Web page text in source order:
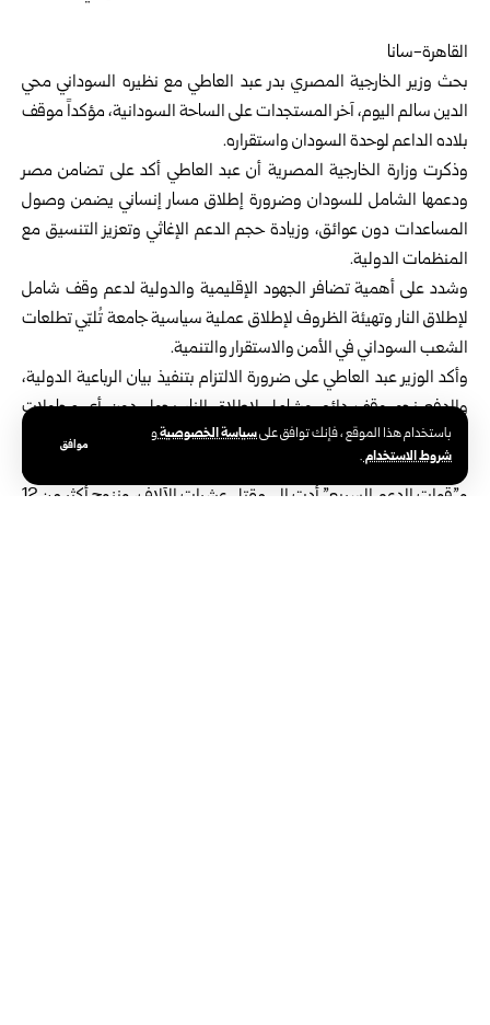
باستخدام هذا الموقع ، فإنك توافق علىسياسة الخصوصيةو
شروط الاستخدام.
موافق
القاهرة-سانا
بحث وزير الخارجية المصريبدر عبد العاطي مع نظيره السوداني محي
الدين سالم اليوم، آخر المستجدات على الساحة السودانية، مؤكداً موقف
بلاده الداعم لوحدة السودان واستقراره.
وذكرت وزارة الخارجية المصرية أن عبد العاطي أكد على تضامن مصر
ودعمها الشامل للسودان وضرورة إطلاق مسار إنساني يضمن وصول
المساعدات دون عوائق، وزيادة حجم الدعم الإغاثي وتعزيز التنسيق مع
المنظمات الدولية.
وشدد على أهمية تضافر الجهود الإقليمية والدولية لدعم وقف شامل
لإطلاق النار وتهيئة الظروف لإطلاق عملية سياسية جامعة تُلبّي تطلعات
الشعب السوداني في الأمن والاستقرار والتنمية.
وأكد الوزير عبد العاطي على ضرورة الالتزام بتنفيذ بيان الرباعية الدولية،
والدفع نحو وقف دائم وشامل لإطلاق النار يحول دون أي محاولات
تستهدف تقسيم البلاد أو الإضرار بمؤسساتها الوطنية.
ويشهد السودان منذ نيسان عام 2023 اشتباكات عنيفة بين الجيش
و”قوات الدعم السريع” أدت إلى مقتل عشرات الآلاف، ونزوح أكثر من 12